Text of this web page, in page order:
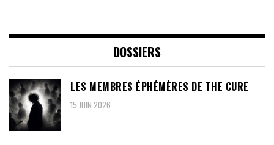
DOSSIERS
LES MEMBRES ÉPHÉMÈRES DE THE CURE
15 JUIN 2026